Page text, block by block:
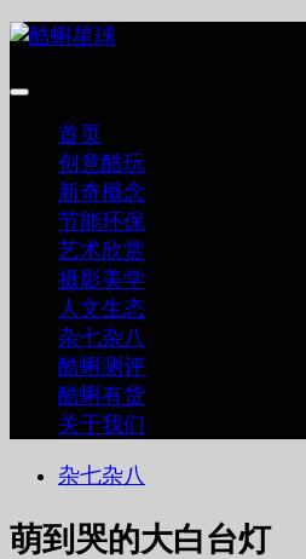
跳
内
首页
创意酷玩
新奇概念
节能环保
艺术欣赏
摄影美学
人文生态
杂七杂八
酷蝌测评
酷蝌有货
关于我们
杂七杂八
萌到哭的大白台灯